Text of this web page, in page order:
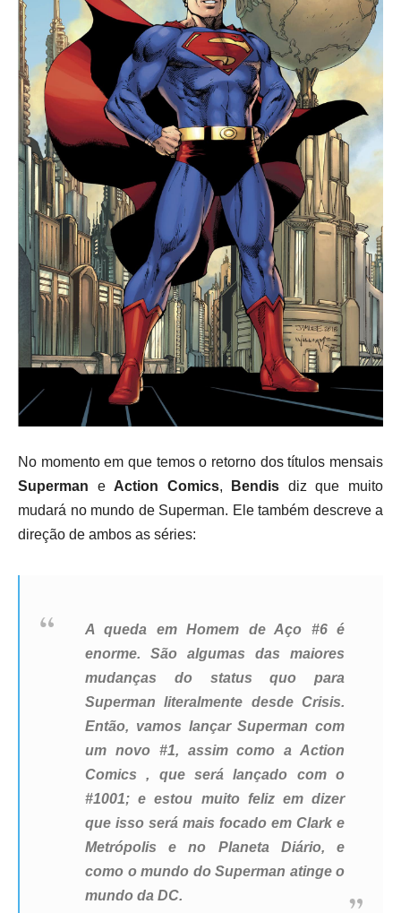
No momento em que temos o retorno dos títulos mensais
Superman e Action Comics, Bendis diz que muito
mudará no mundo de Superman. Ele também descreve a
direção de ambos as séries:
A queda em Homem de Aço #6 é
enorme. São algumas das maiores
mudanças do status quo para
Superman literalmente desde Crisis.
Então, vamos lançar Superman com
um novo #1, assim como a Action
Comics , que será lançado com o
#1001; e estou muito feliz em dizer
que isso será mais focado em Clark e
Metrópolis e no Planeta Diário, e
como o mundo do Superman atinge o
mundo da DC.